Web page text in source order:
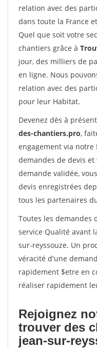
relation avec des
dans toute la France
Quel que soit votre
chantiers grâce à
jour, des milliers de
en ligne. Nous
relation avec des
pour leur Habitat.
Devenez dès à
des-chantiers.pro,
engagement via
demandes de devis
demande validée,
devis enregistrées
tous les partenaires
Toutes les demandes
service Qualité avant
sur-reyssouze. Un
véracité d'une
rapidement $etre en
réaliser rapidement
Rejoignez
trouver des
jean-sur-